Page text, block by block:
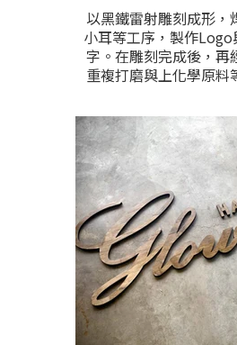
以黑鐵雷射雕刻成形，
小耳等工序，製作
字。在雕刻完成後，再
重複打磨與上化學原料
防護漆固色，阻止
鐵鏽為鐵氧化物的統稱
色，由鐵和氧氣進行氧
生成。在不同的環境、
式，會生成不同形式的
夠的時間，在氧氣和
下，鐵會完全氧化成鏽
會進行重複保護上漆，
維持最美的鏽鐵作品視
製作尺寸與雕刻內容多
尺寸與雕刻內容後